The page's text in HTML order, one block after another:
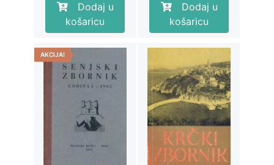
Dodaj u
košaricu
Dodaj u
košaricu
AKCIJA!